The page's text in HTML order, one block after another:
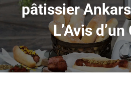
pâtissier
L’Avis